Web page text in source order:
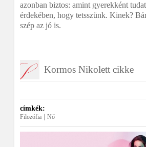
azonban biztos: amint gyerekként
érdekében, hogy tetsszünk. Kinek?
szép az jó is.
Kormos Nikolett cikke
címkék:
Filozófia Nő